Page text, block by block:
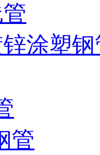
涂塑钢
管